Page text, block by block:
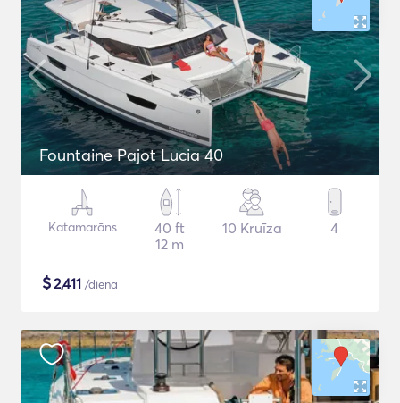
Fountaine Pajot Lucia 40
Katamarāns
40 ft
12 m
10 Kruīza 4
$2,411 /diena